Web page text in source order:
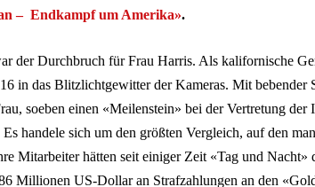
– Endkampf um Amerika».
der Durchbruch für Frau Harris. Als kalifornische
in das Blitzlichtgewitter der Kameras. Mit bebender
soeben einen «Meilenstein» bei der Vertretung der
Es handele sich um den größten Vergleich, auf den
Mitarbeiter hätten seit einiger Zeit «Tag und Nacht»
Millionen US-Dollar an Strafzahlungen an den